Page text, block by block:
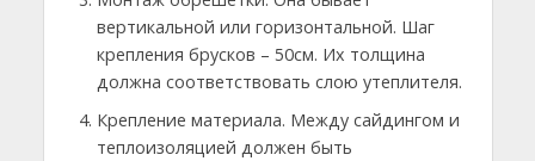
вертикальной или горизонтальной. Шаг
крепления брусков – 50см. Их толщина
должна соответствовать слою утеплителя.
Крепление материала. Между сайдингом и
теплоизоляцией должен быть